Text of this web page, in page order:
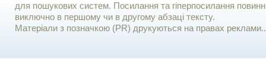
для пошукових систем. Посилання та гіперпосилання
виключно в першому чи в другому абзаці тексту.
Матеріали з позначкою (PR) друкуються на правах реклами..